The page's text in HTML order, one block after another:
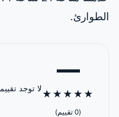
الطوارئ.
—
★
★
★
★
★
(0 تقييم)
لا توجد